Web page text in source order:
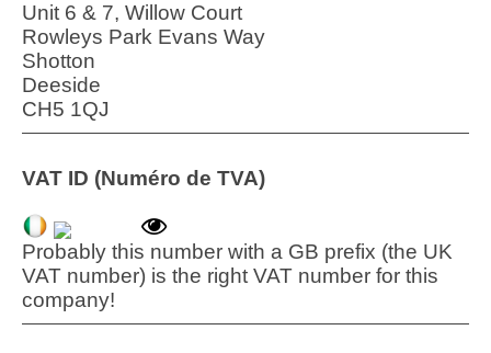
Unit 6 & 7, Willow Court
Rowleys Park Evans Way
Shotton
Deeside
CH5 1QJ
VAT ID (Numéro de TVA)
Probably this number with a GB prefix (the UK
VAT number) is the right VAT number for this
company!